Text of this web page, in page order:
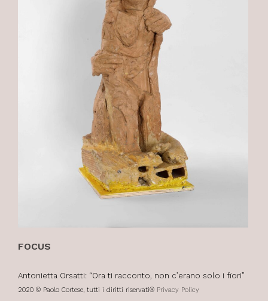
FOCUS
Antonietta Orsatti: “Ora ti racconto, non c’erano solo i fiori”
2020 © Paolo Cortese, tutti i diritti riservati® Privacy Policy